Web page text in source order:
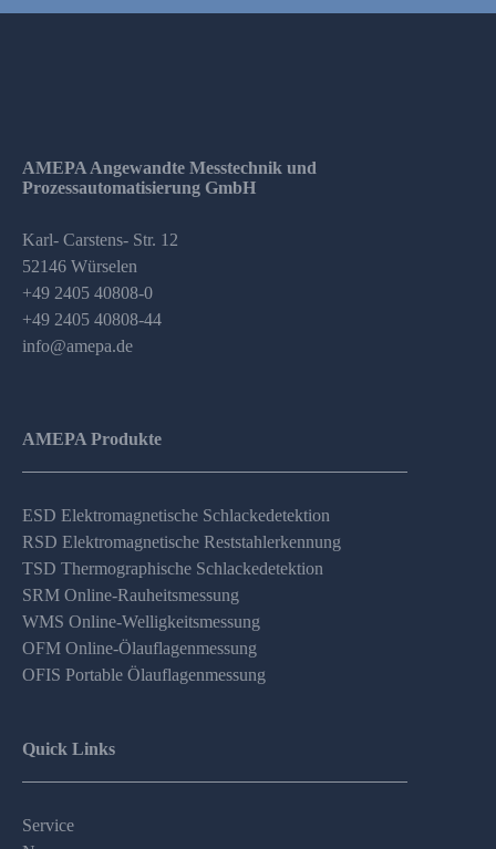
AMEPA Angewandte Messtechnik und
Prozessautomatisierung GmbH
Karl- Carstens- Str. 12
52146 Würselen
+49 2405 40808-0
+49 2405 40808-44
info@amepa.de
AMEPA Produkte
ESD Elektromagnetische Schlackedetektion
RSD Elektromagnetische Reststahlerkennung
TSD Thermographische Schlackedetektion
SRM Online-Rauheitsmessung
WMS Online-Welligkeitsmessung
OFM Online-Ölauflagenmessung
OFIS Portable Ölauflagenmessung
Quick Links
Service